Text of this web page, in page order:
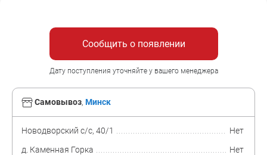
Сообщить о появлении
Дату поступления уточняйте у вашего менеджера
Самовывоз, Минск
Новодворский с/с, 40/1
Нет
д. Каменная Горка
Нет